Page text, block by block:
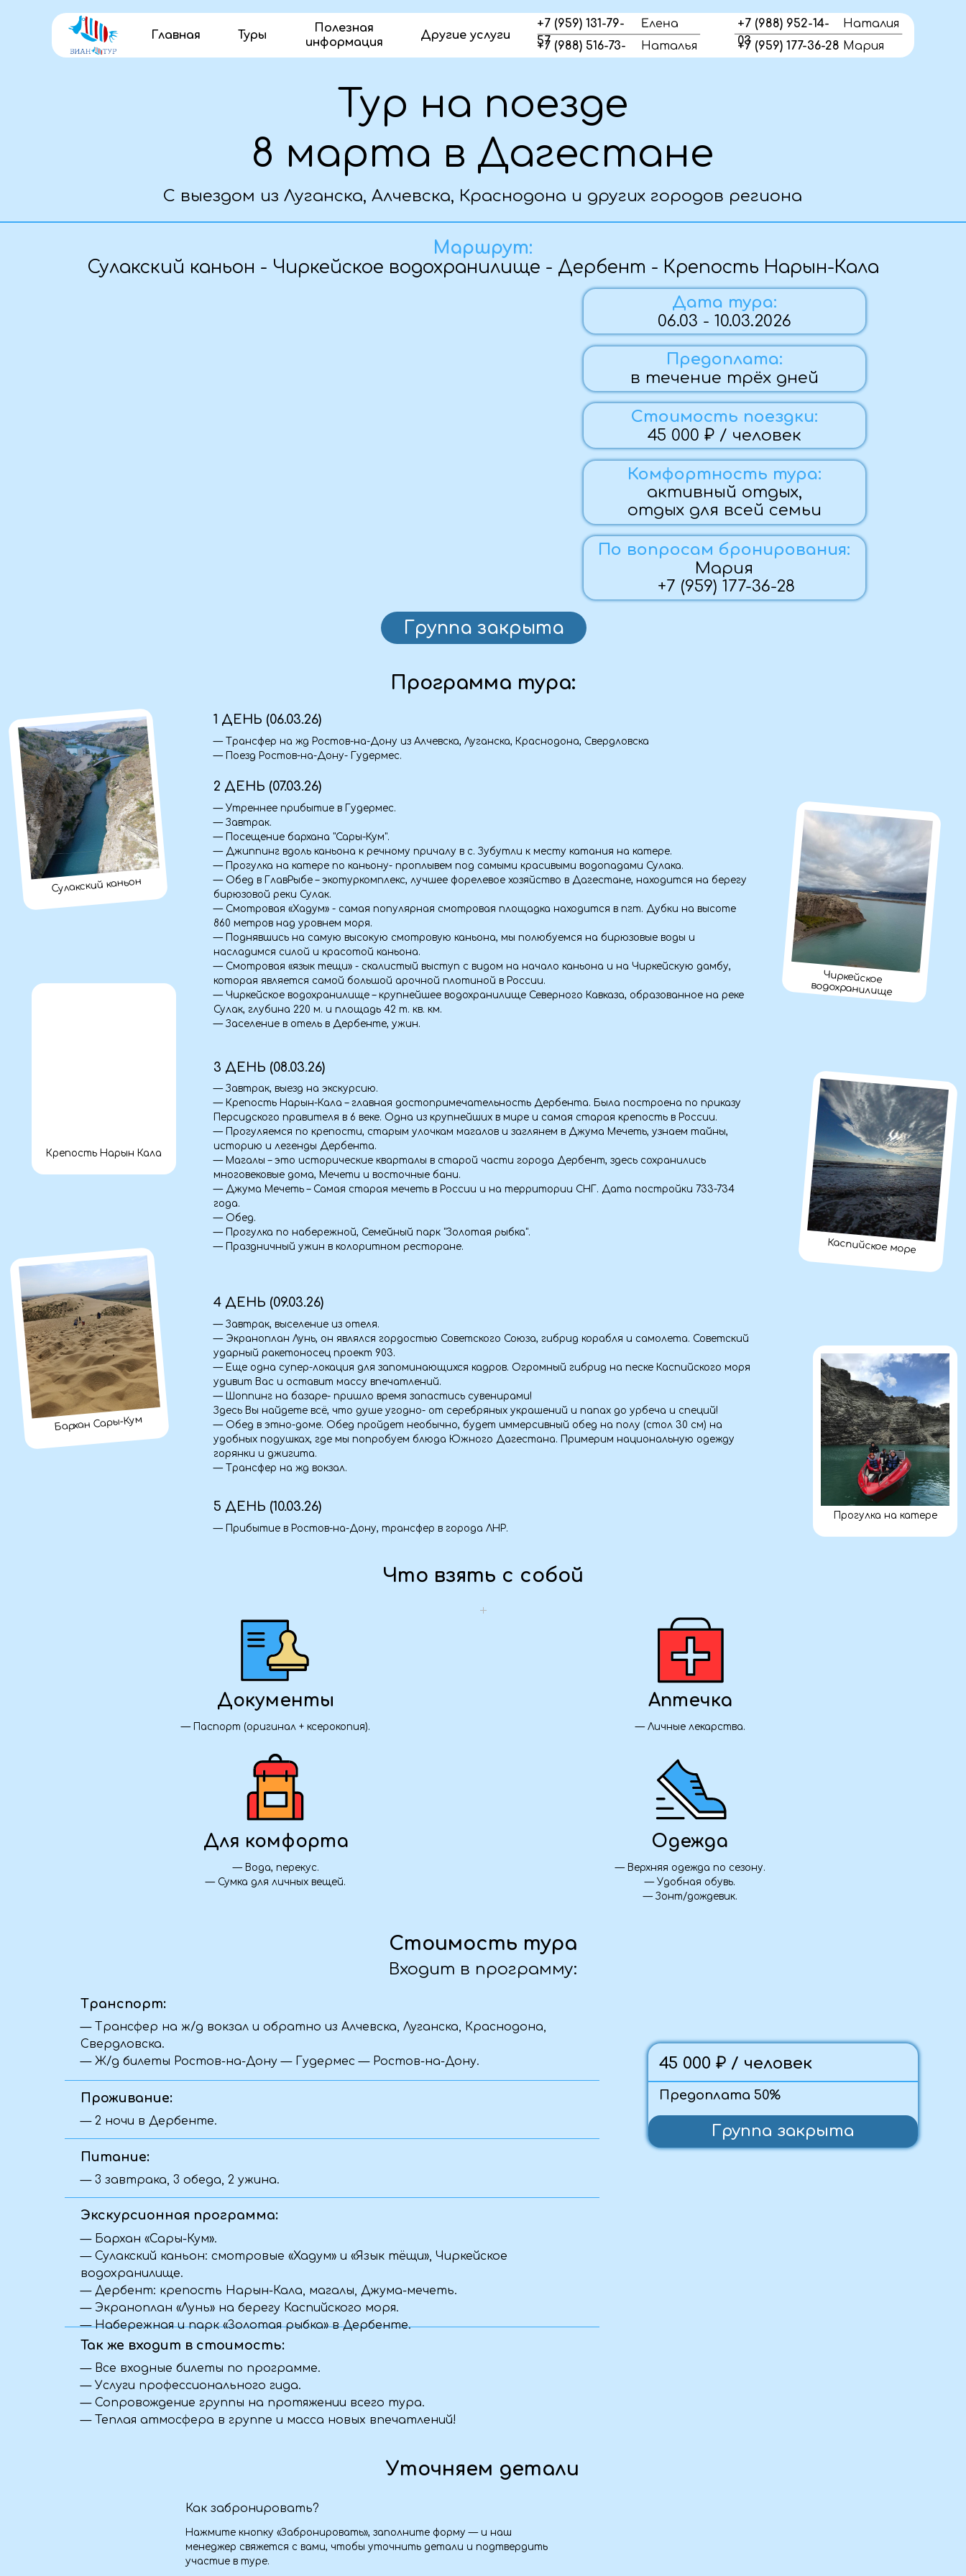
Главная Туры
Полезная
информация
Другие услуги
+7 (959) 177-36-28
+7 (959) 131-79-
57
+7 (988) 516-73-
Елена
Наталья Мария
+7 (988) 952-14-
03
Наталия
Тур на поезде
8 марта в Дагестане
С выездом из Луганска, Алчевска, Краснодона и других городов региона
+7 (959) 177-36-28
Мария
По вопросам бронирования:
активный отдых,
отдых для всей семьи
Комфортность тура:
45 000 ₽ / человек
Стоимость поездки:
в течение трёх дней
Предоплата:
06.03 - 10.03.2026
Дата тура:
Маршрут:
Сулакский каньон - Чиркейское водохранилище - Дербент - Крепость Нарын-Кала
Основная информация о туре
Программа тура:
— Прибытие в Ростов-на-Дону, трансфер в города ЛНР.
5 ДЕНЬ (10.03.26)
— Завтрак, выселение из отеля.
— Экраноплан Лунь, он являлся гордостью Советского Союза, гибрид корабля и самолета. Советский
ударный ракетоносец проект 903.
— Еще одна супер-локация для запоминающихся кадров. Огромный гибрид на песке Каспийского моря
удивит Вас и оставит массу впечатлений.
— Шоппинг на базаре- пришло время запастись сувенирами!
горянки и джигита.
— Трансфер на жд вокзал.
4 ДЕНЬ (09.03.26)
— Завтрак, выезд на экскурсию.
— Крепость Нарын-Кала – главная достопримечательность Дербента. Была построена по приказу
Персидского правителя в 6 веке. Одна из крупнейших в мире и самая старая крепость в России.
— Прогуляемся по крепости, старым улочкам магалов и заглянем в Джума Мечеть, узнаем тайны,
историю и легенды Дербента.
— Джума Мечеть – Самая старая мечеть в России и на территории СНГ. Дата постройки 733-734
— Обед.
— Прогулка по набережной, Семейный парк "Золотая рыбка".
— Праздничный ужин в колоритном ресторане.
3 ДЕНЬ (08.03.26)
— Утреннее прибытие в Гудермес.
— Посещение бархана "Сары-Кум".
— Джиппинг вдоль каньона к речному причалу в с. Зубутли к месту катания на катере.
— Обед в ГлавРыбе – экотуркомплекс, лучшее форелевое хозяйство в Дагестане, находится на берегу
— Смотровая «Хадум» - самая популярная смотровая площадка находится в пгт. Дубки на высоте
860 метров над уровнем моря.
— Поднявшись на самую высокую смотровую каньона, мы полюбуемся на бирюзовые воды и
насладимся силой и красотой каньона.
— Смотровая «язык тещи» - скалистый выступ с видом на начало каньона и на Чиркейскую дамбу,
которая является самой большой арочной плотиной в России.
— Чиркейское водохранилище – крупнейшее водохранилище Северного Кавказа, образованное на реке
Сулак, глубина 220 м. и площадь 42 т. кв. км.
— Заселение в отель в Дербенте, ужин.
Бархан Сары-Кум
Каспийское море
Прогулка на катере
Сулакский каньон
водохранилище
Что взять с собой
— Вода, перекус.
— Сумка для личных вещей.
Для комфорта
— Зонт/дождевик.
Документы
45 000 ₽ / человек
Предоплата 50%
Группа закрыта
— Все входные билеты по программе.
— Услуги профессионального гида.
— Теплая атмосфера в группе и масса новых впечатлений!
Так же входит в стоимость:
— Бархан «Сары-Кум».
— Сулакский каньон: смотровые «Хадум» и «Язык тёщи», Чиркейское
водохранилище.
— Дербент: крепость Нарын-Кала, магалы, Джума-мечеть.
— Экраноплан «Лунь» на берегу Каспийского моря.
— Трансфер на ж/д вокзал и обратно из Алчевска, Луганска, Краснодона,
— Ж/д билеты Ростов-на-Дону — Гудермес — Ростов-на-Дону.
Стоимость тура
Уточняем детали
Как забронировать?
Нажмите кнопку «Забронировать», заполните форму — и наш
менеджер свяжется с вами, чтобы уточнить детали и подтвердить
участие в туре.
Что взять для длительной дороги
Возьмите с собой воду, перекус, удобную одежду и обувь, плед или
рекомендуемых вещей мы также высылаем после бронирования.
Можете ли вы организовать для нас корпоративный тур?
Да, мы с удовольствием разработаем индивидуальную программу для
Если ваши планы изменились — как можно скорее свяжитесь с нами. Мы
предложить замену даты или помочь с переносом тура — всё зависит
от условий конкретной поездки.